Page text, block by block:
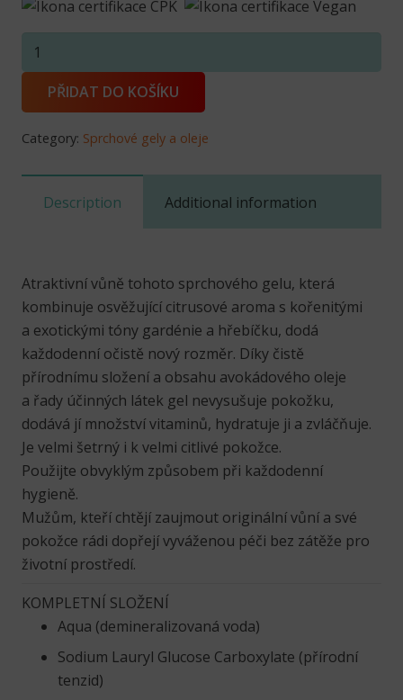
Sprchový
muže:
200
množství
PŘIDAT DO KOŠÍKU
Category: Sprchové gely a oleje
Description Additional information
Atraktivní vůně tohoto sprchového gelu, která
kombinuje osvěžující citrusové aroma s kořenitými
a exotickými tóny gardénie a hřebíčku, dodá
každodenní očistě nový rozměr. Díky čistě
přírodnímu složení a obsahu avokádového oleje
a řady účinných látek gel nevysušuje pokožku,
dodává jí množství vitaminů, hydratuje ji a zvláčňuje.
Je velmi šetrný i k velmi citlivé pokožce.
Použijte obvyklým způsobem při každodenní
hygieně.
Mužům, kteří chtějí zaujmout originální vůní a své
pokožce rádi dopřejí vyváženou péči bez zátěže pro
životní prostředí.
KOMPLETNÍ SLOŽENÍ
Aqua (demineralizovaná voda)
Sodium Lauryl Glucose Carboxylate (přírodní
tenzid)